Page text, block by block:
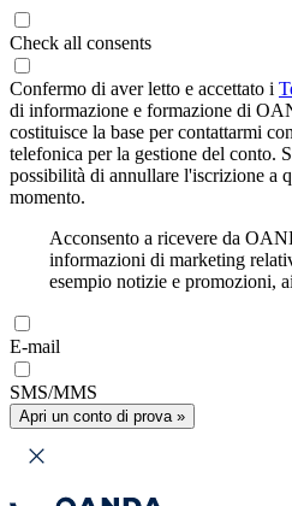
Check all consents
Confermo di aver letto e accettato i
di informazione e formazione di
costituisce la base per contattarmi
telefonica per la gestione del conto.
possibilità di annullare l'iscrizione a
momento.
Acconsento a ricevere da
informazioni di marketing
esempio notizie e promozioni,
E-mail
SMS/MMS
Apri un conto di prova »